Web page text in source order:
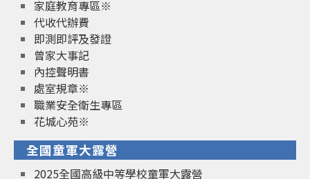
家庭教育專區※
代收代辦費
即測即評及發證
曾家大事記
內控聲明書
處室規章※
職業安全衛生專區
花城心苑※
全國童軍大露營
2025全國高級中等學校童軍大露營